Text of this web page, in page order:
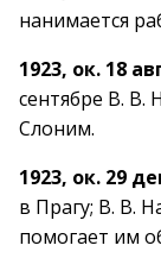
нанимается
1923, ок. 18
сентябре В. В.
Слоним.
1923, ок. 29
в Прагу; В. В.
помогает им